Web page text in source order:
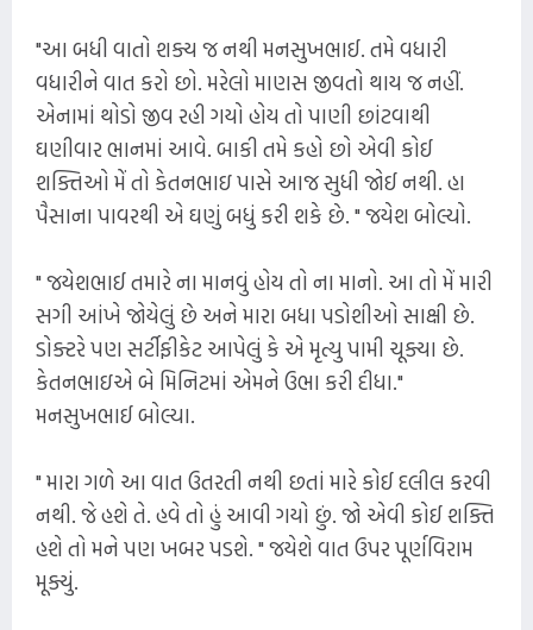
"આ બધી વાતો શક્ય જ નથી મનસુખભાઈ. તમે વધારી
વધારીને વાત કરો છો. મરેલો માણસ જીવતો થાય જ નહીં.
એનામાં થોડો જીવ રહી ગયો હોય તો પાણી છાંટવાથી
ઘણીવાર ભાનમાં આવે. બાકી તમે કહો છો એવી કોઈ
શક્તિઓ મેં તો કેતનભાઇ પાસે આજ સુધી જોઈ નથી. હા
પૈસાના પાવરથી એ ઘણું બધું કરી શકે છે. " જયેશ બોલ્યો.
" જયેશભાઈ તમારે ના માનવું હોય તો ના માનો. આ તો મેં મારી
સગી આંખે જોયેલું છે અને મારા બધા પડોશીઓ સાક્ષી છે.
ડોક્ટરે પણ સર્ટીફીકેટ આપેલું કે એ મૃત્યુ પામી ચૂક્યા છે.
કેતનભાઇએ બે મિનિટમાં એમને ઉભા કરી દીધા."
મનસુખભાઈ બોલ્યા.
" મારા ગળે આ વાત ઉતરતી નથી છતાં મારે કોઈ દલીલ કરવી
નથી. જે હશે તે. હવે તો હું આવી ગયો છું. જો એવી કોઈ શક્તિ
હશે તો મને પણ ખબર પડશે. " જયેશે વાત ઉપર પૂર્ણવિરામ
મૂક્યું.